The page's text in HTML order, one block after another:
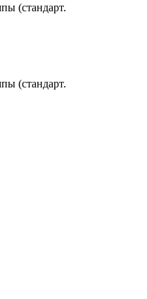
(стандарт.
(стандарт.